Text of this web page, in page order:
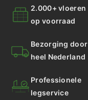
2.000+ vloeren
op voorraad
Bezorging door
heel Nederland
Professionele
legservice